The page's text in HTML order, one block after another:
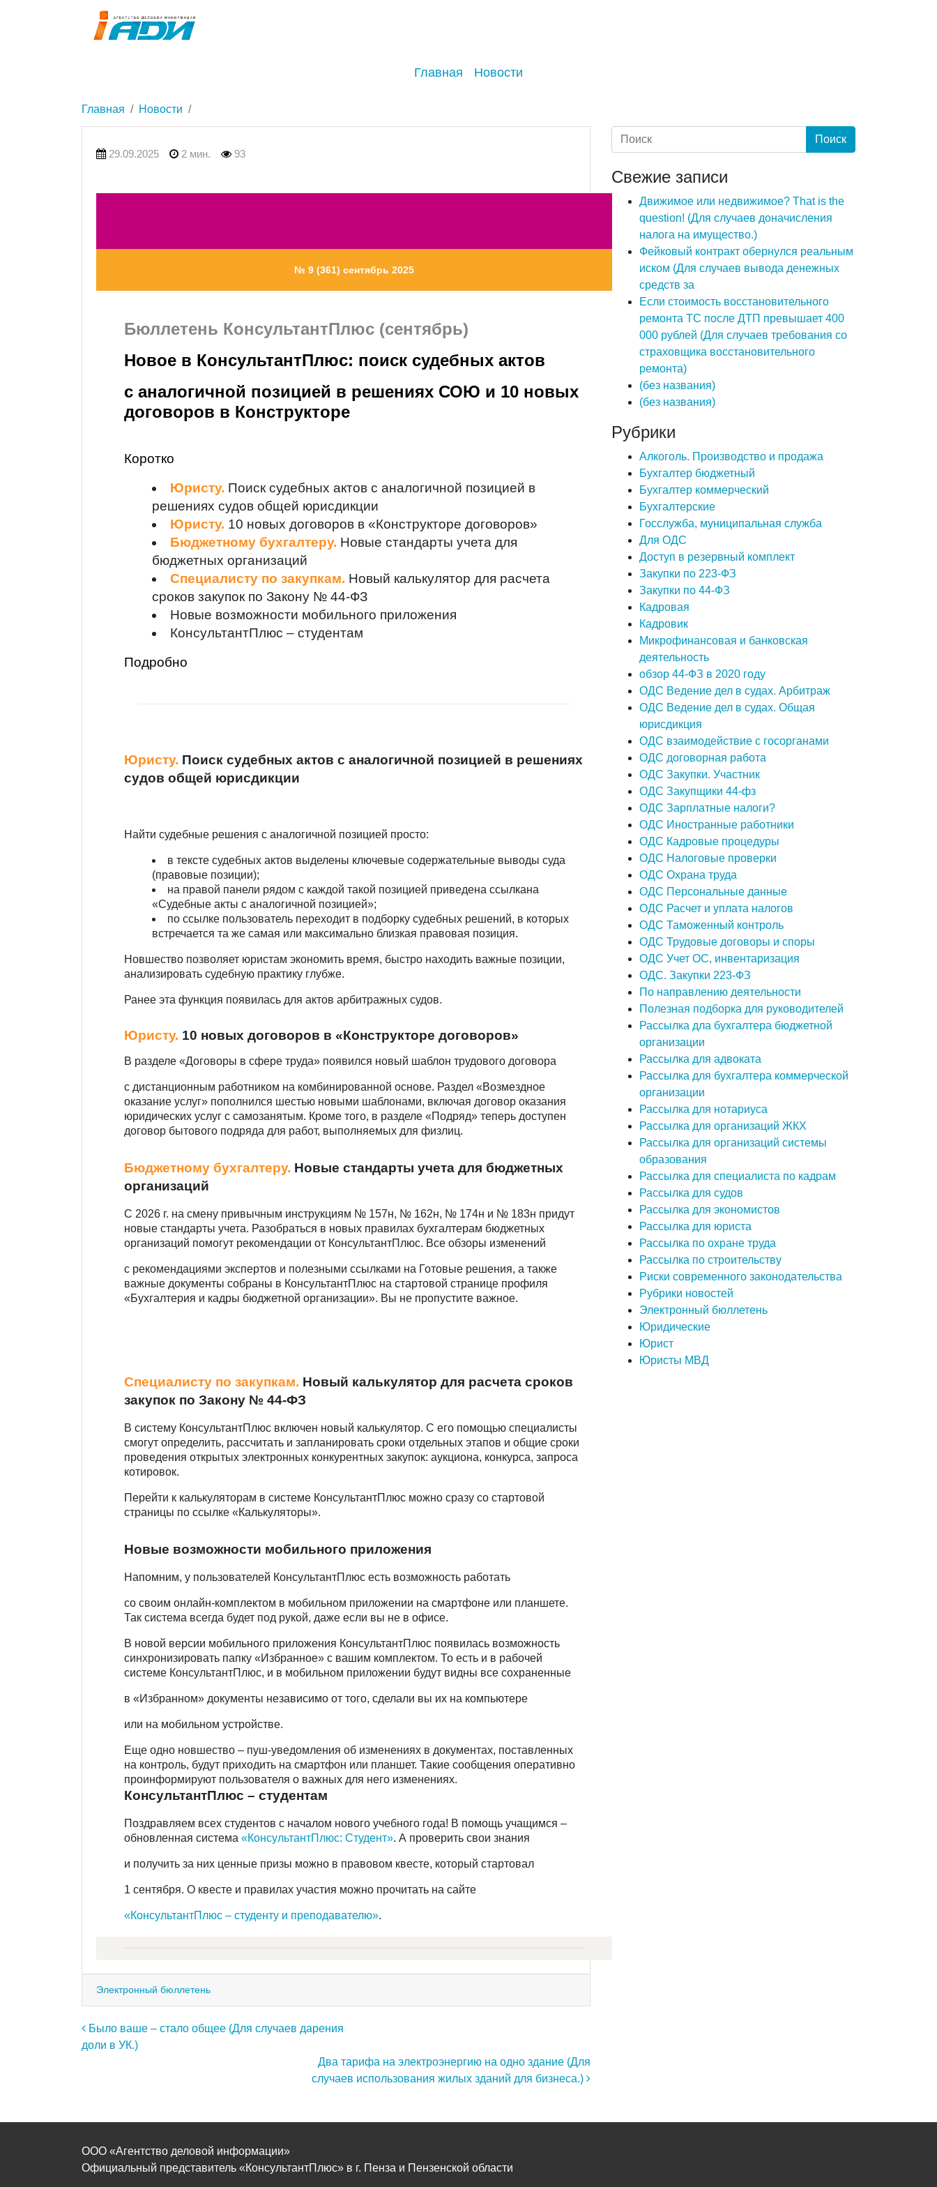
Главная Новости
Главная Новости
29.09.2025 2 мин. 93
№ 9 (361) сентябрь 2025
Бюллетень КонсультантПлюс (сентябрь)
Новое в КонсультантПлюс: поиск судебных актов
с аналогичной позицией в решениях СОЮ и 10 новых
договоров в Конструкторе
Коротко
Юристу. Поиск судебных актов с аналогичной позицией в
решениях судов общей юрисдикции
Юристу. 10 новых договоров в «Конструкторе договоров»
Бюджетному бухгалтеру. Новые стандарты учета для
бюджетных организаций
Специалисту по закупкам. Новый калькулятор для расчета
сроков закупок по Закону № 44-ФЗ
Новые возможности мобильного приложения
КонсультантПлюс – студентам
Подробно
Юристу. Поиск судебных актов с аналогичной позицией в решениях
судов общей юрисдикции
Найти судебные решения с аналогичной позицией просто:
в тексте судебных актов выделены ключевые содержательные выводы суда
(правовые позиции);
на правой панели рядом с каждой такой позицией приведена ссылкана
«Судебные акты с аналогичной позицией»;
по ссылке пользователь переходит в подборку судебных решений, в которых
встречается та же самая или максимально близкая правовая позиция.
Новшество позволяет юристам экономить время, быстро находить важные позиции,
анализировать судебную практику глубже.
Ранее эта функция появилась для актов арбитражных судов.
Юристу. 10 новых договоров в «Конструкторе договоров»
В разделе «Договоры в сфере труда» появился новый шаблон трудового договора
с дистанционным работником на комбинированной основе. Раздел «Возмездное
оказание услуг» пополнился шестью новыми шаблонами, включая договор оказания
юридических услуг с самозанятым. Кроме того, в разделе «Подряд» теперь доступен
договор бытового подряда для работ, выполняемых для физлиц.
Бюджетному бухгалтеру. Новые стандарты учета для бюджетных
организаций
С 2026 г. на смену привычным инструкциям № 157н, № 162н, № 174н и № 183н придут
новые стандарты учета. Разобраться в новых правилах бухгалтерам бюджетных
организаций помогут рекомендации от КонсультантПлюс. Все обзоры изменений
с рекомендациями экспертов и полезными ссылками на Готовые решения, а также
важные документы собраны в КонсультантПлюс на стартовой странице профиля
«Бухгалтерия и кадры бюджетной организации». Вы не пропустите важное.
Специалисту по закупкам. Новый калькулятор для расчета сроков
закупок по Закону № 44-ФЗ
В систему КонсультантПлюс включен новый калькулятор. С его помощью специалисты
смогут определить, рассчитать и запланировать сроки отдельных этапов и общие сроки
проведения открытых электронных конкурентных закупок: аукциона, конкурса, запроса
котировок.
Перейти к калькуляторам в системе КонсультантПлюс можно сразу со стартовой
страницы по ссылке «Калькуляторы».
Новые возможности мобильного приложения
Напомним, у пользователей КонсультантПлюс есть возможность работать
со своим онлайн-комплектом в мобильном приложении на смартфоне или планшете.
Так система всегда будет под рукой, даже если вы не в офисе.
В новой версии мобильного приложения КонсультантПлюс появилась возможность
синхронизировать папку «Избранное» с вашим комплектом. То есть и в рабочей
системе КонсультантПлюс, и в мобильном приложении будут видны все сохраненные
в «Избранном» документы независимо от того, сделали вы их на компьютере
или на мобильном устройстве.
Еще одно новшество – пуш-уведомления об изменениях в документах, поставленных
на контроль, будут приходить на смартфон или планшет. Такие сообщения оперативно
проинформируют пользователя о важных для него изменениях.
КонсультантПлюс – студентам
Поздравляем всех студентов с началом нового учебного года! В помощь учащимся –
обновленная система «КонсультантПлюс: Студент». А проверить свои знания
и получить за них ценные призы можно в правовом квесте, который стартовал
1 сентября. О квесте и правилах участия можно прочитать на сайте
«КонсультантПлюс – студенту и преподавателю».
Электронный бюллетень
Навигация по записям
Было ваше – стало общее (Для случаев дарения
доли в УК.)
Два тарифа на электроэнергию на одно здание (Для
случаев использования жилых зданий для бизнеса.)
Свежие записи
Движимое или недвижимое? That is the
question! (Для случаев доначисления
налога на имущество.)
Фейковый контракт обернулся реальным
иском (Для случаев вывода денежных
средств за
Если стоимость восстановительного
ремонта ТС после ДТП превышает 400
000 рублей (Для случаев требования со
страховщика восстановительного
ремонта)
(без названия)
(без названия)
Рубрики
Алкоголь. Производство и продажа
Бухгалтер бюджетный
Бухгалтер коммерческий
Бухгалтерские
Госслужба, муниципальная служба
Для ОДС
Доступ в резервный комплект
Закупки по 223-ФЗ
Закупки по 44-ФЗ
Кадровая
Кадровик
Микрофинансовая и банковская
деятельность
обзор 44-ФЗ в 2020 году
ОДС Ведение дел в судах. Арбитраж
ОДС Ведение дел в судах. Общая
юрисдикция
ОДС взаимодействие с госорганами
ОДС договорная работа
ОДС Закупки. Участник
ОДС Закупщики 44-фз
ОДС Зарплатные налоги?
ОДС Иностранные работники
ОДС Кадровые процедуры
ОДС Налоговые проверки
ОДС Охрана труда
ОДС Персональные данные
ОДС Расчет и уплата налогов
ОДС Таможенный контроль
ОДС Трудовые договоры и споры
ОДС Учет ОС, инвентаризация
ОДС. Закупки 223-ФЗ
По направлению деятельности
Полезная подборка для руководителей
Рассылка дла бухгалтера бюджетной
организации
Рассылка для адвоката
Рассылка для бухгалтера коммерческой
организации
Рассылка для нотариуса
Рассылка для организаций ЖКХ
Рассылка для организаций системы
образования
Рассылка для специалиста по кадрам
Рассылка для судов
Рассылка для экономистов
Рассылка для юриста
Рассылка по охране труда
Рассылка по строительству
Риски современного законодательства
Рубрики новостей
Электронный бюллетень
Юридические
Юрист
Юристы МВД
ООО «Агентство деловой информации»
Официальный представитель «КонсультантПлюс» в г. Пенза и Пензенской области